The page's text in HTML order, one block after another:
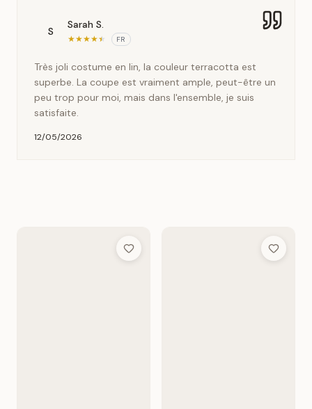
S
Sarah S.
★★★★★ FR
Très joli costume en lin, la couleur terracotta est
superbe. La coupe est vraiment ample, peut-être un
peu trop pour moi, mais dans l'ensemble, je suis
satisfaite.
12/05/2026
Add to Wish List Add to